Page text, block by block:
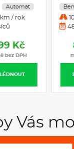
65kW
Automat
km / rok
Kč
100 kW
Automat
km / rok
Kč
bez DPH
Vás